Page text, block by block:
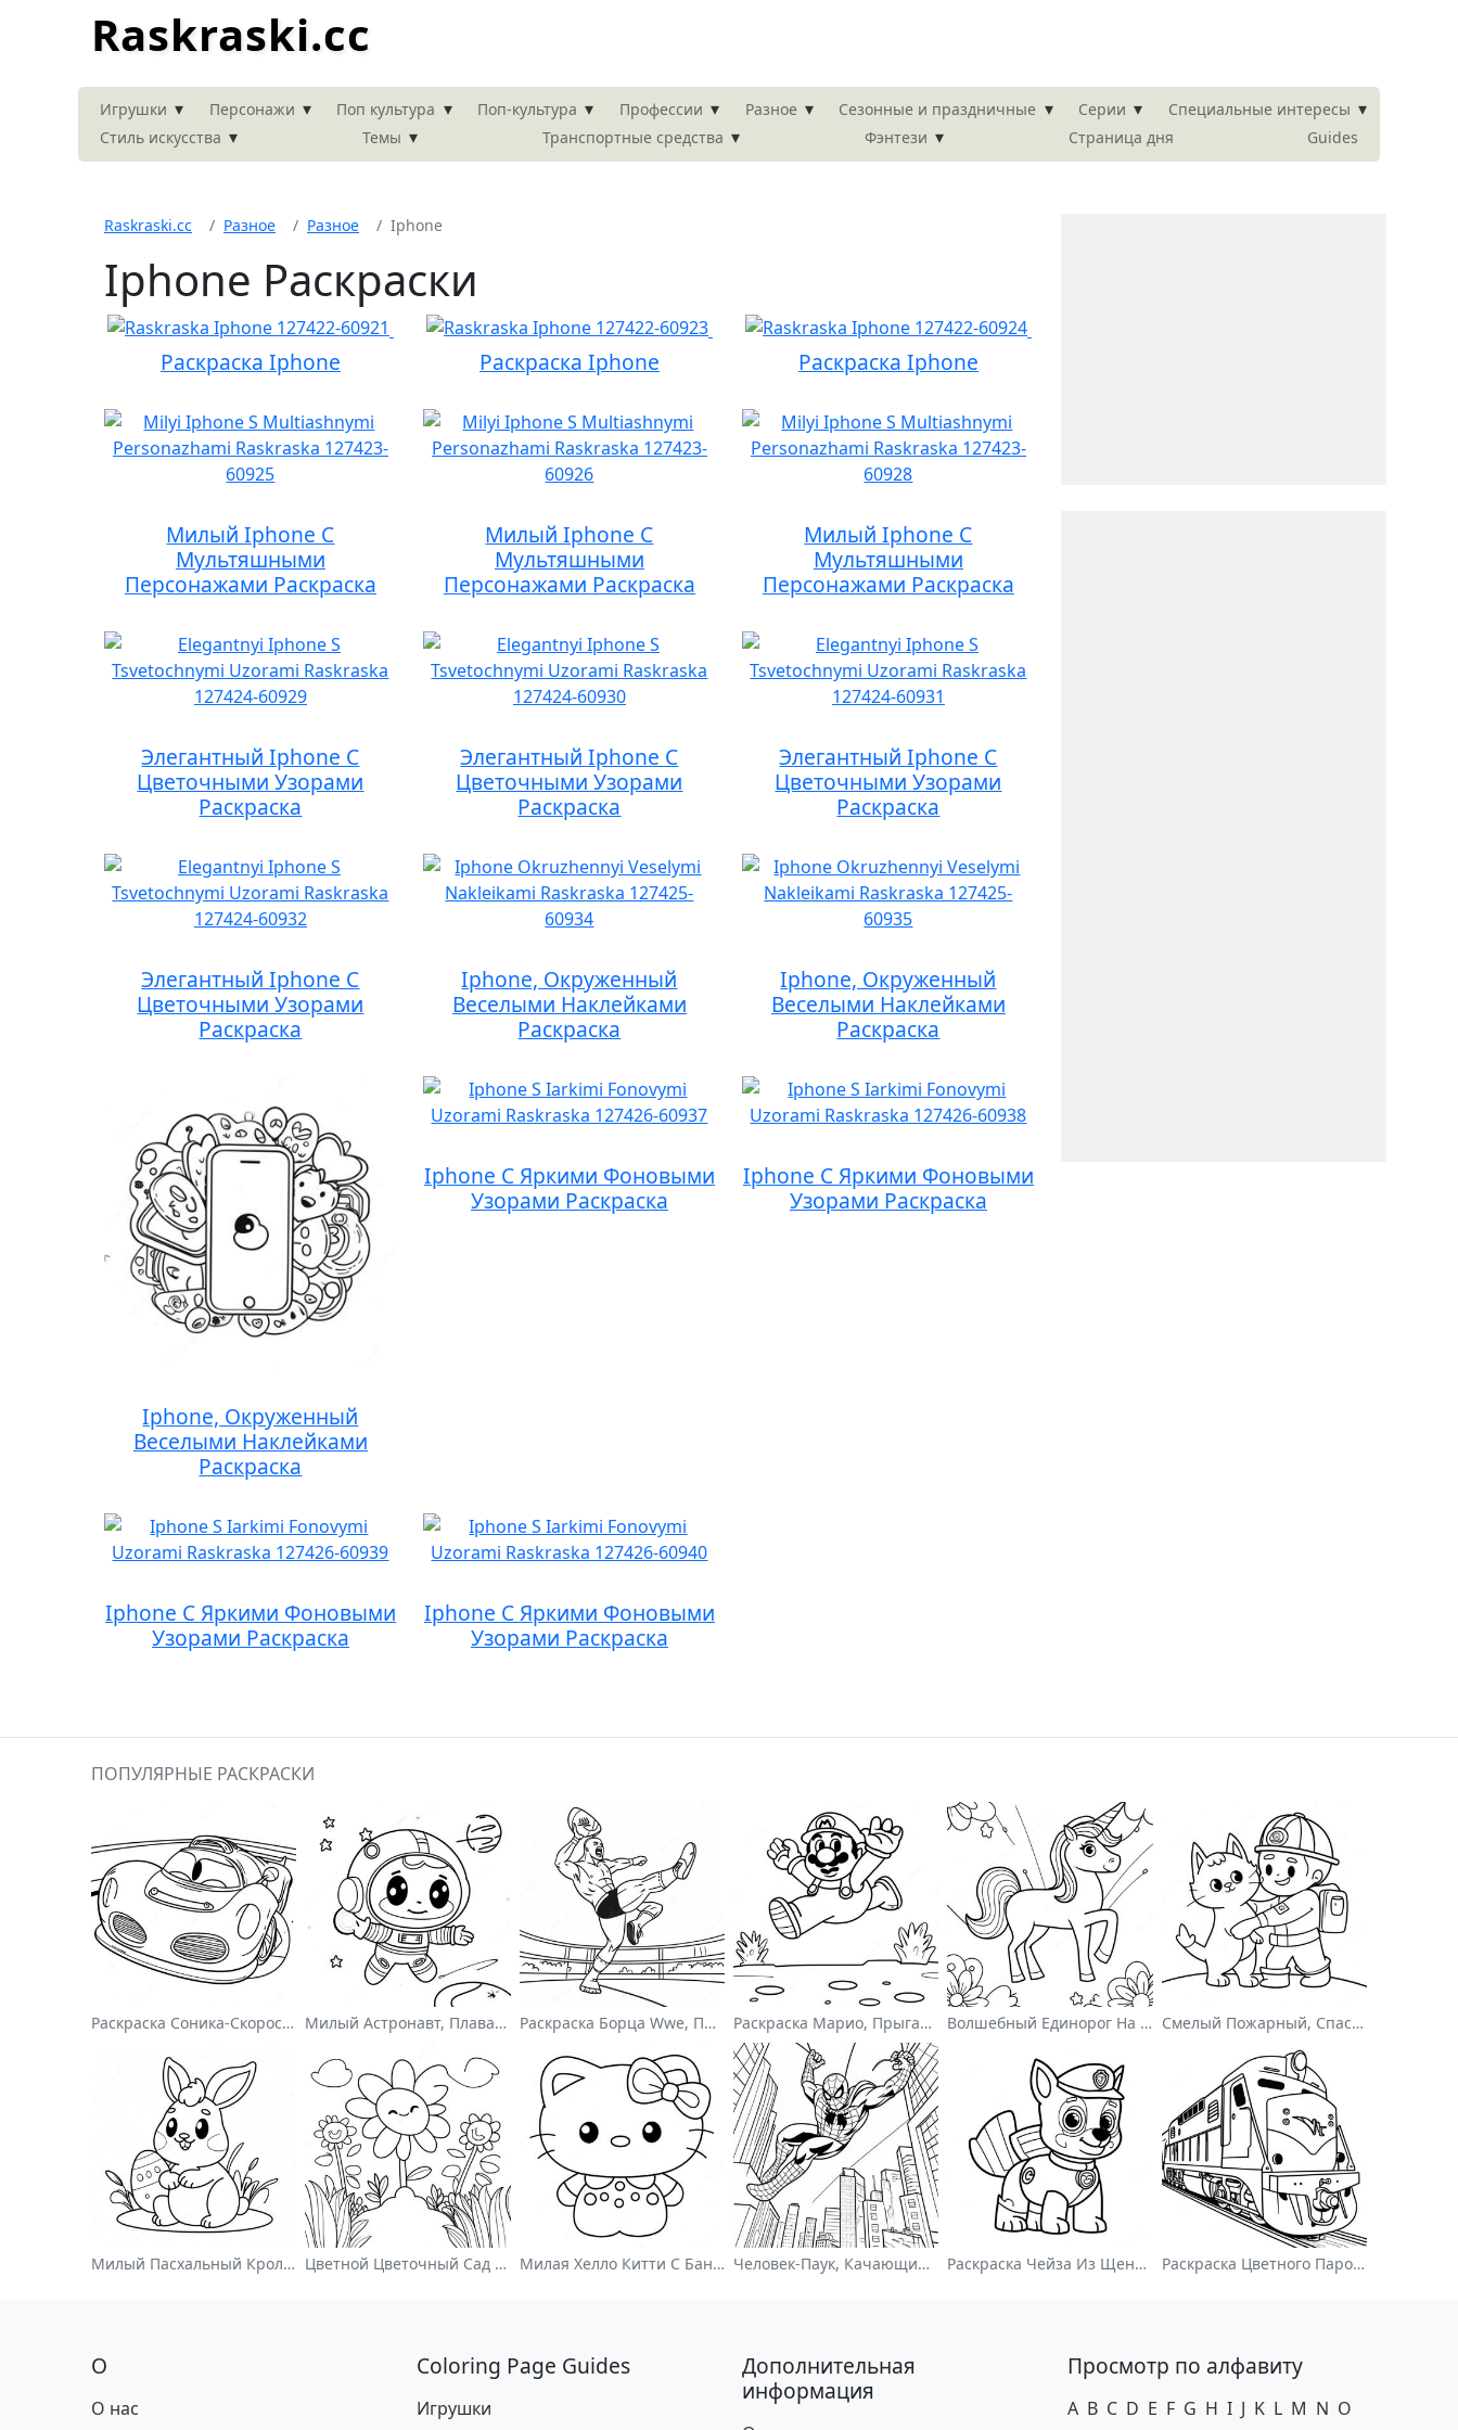
Raskraski.cc
Игрушки ▾ Персонажи ▾ Поп культура ▾ Поп-культура ▾ Профессии ▾ Разное ▾ Сезонные и праздничные ▾ Серии ▾ Специальные интересы ▾
Стиль искусства ▾ Темы ▾ Транспортные средства ▾ Фэнтези ▾ Страница дня Guides
Raskraski.cc Разное Разное Iphone
Iphone Раскраски
Раскраска Iphone Раскраска Iphone Раскраска Iphone
Милый Iphone С
Мультяшными
Персонажами Раскраска
Милый Iphone С
Мультяшными
Персонажами Раскраска
Милый Iphone С
Мультяшными
Персонажами Раскраска
Элегантный Iphone С
Цветочными Узорами
Раскраска
Элегантный Iphone С
Цветочными Узорами
Раскраска
Элегантный Iphone С
Цветочными Узорами
Раскраска
Элегантный Iphone С
Цветочными Узорами
Раскраска
Iphone, Окруженный
Веселыми Наклейками
Раскраска
Iphone, Окруженный
Веселыми Наклейками
Раскраска
Iphone, Окруженный
Веселыми Наклейками
Раскраска
Iphone С Яркими Фоновыми
Узорами Раскраска
Iphone С Яркими Фоновыми
Узорами Раскраска
Iphone С Яркими Фоновыми
Узорами Раскраска
Iphone С Яркими Фоновыми
Узорами Раскраска
ПОПУЛЯРНЫЕ РАСКРАСКИ
Раскраска Соника-Скоростного Гонщика Милый Астронавт, Плавающий В Космосе На Раскраске Раскраска Борца Wwe, Прыгающего На Соперника Раскраска Марио, Прыгающего Через Гумбасов Волшебный Единорог На Раскраске С Радугой Смелый Пожарный, Спасающий Кота Раскраска
Милый Пасхальный Кролик На Раскраске Цветной Цветочный Сад На Раскраске Милая Хелло Китти С Бантиком - Раскраска Человек-Паук, Качающийся По Городу - Раскраска Раскраска Чейза Из Щенячьего Патруля Раскраска Цветного Паровоза
О
О нас
Coloring Page Guides
Игрушки
Дополнительная
информация
Просмотр по алфавиту
A B C D E F G H I J K L M N O